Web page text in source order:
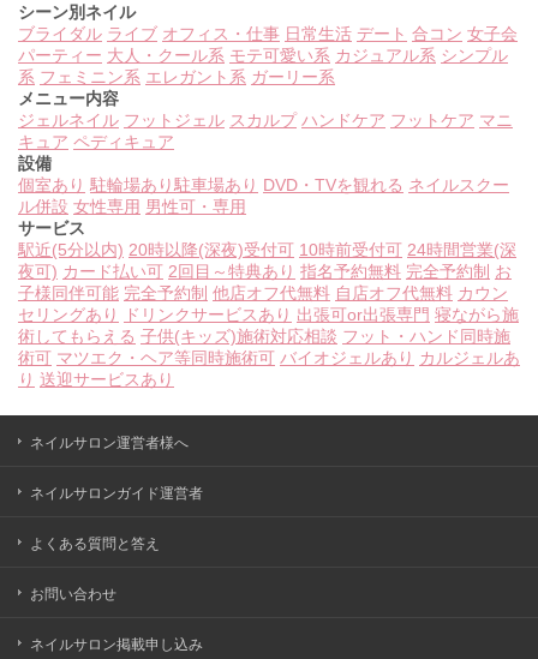
シーン別ネイル
ブライダル ライブ オフィス・仕事 日常生活 デート 合コン 女子会
パーティー 大人・クール系 モテ可愛い系 カジュアル系 シンプル
系 フェミニン系 エレガント系 ガーリー系
メニュー内容
ジェルネイル フットジェル スカルプ ハンドケア フットケア マニ
キュア ペディキュア
設備
個室あり 駐輪場あり駐車場あり DVD・TVを観れる ネイルスクー
ル併設 女性専用 男性可・専用
サービス
駅近(5分以内) 20時以降(深夜)受付可 10時前受付可 24時間営業(深
夜可) カード払い可 2回目～特典あり 指名予約無料 完全予約制 お
子様同伴可能 完全予約制 他店オフ代無料 自店オフ代無料 カウン
セリングあり
ドリンクサービスあり 出張可or出張専門 寝ながら施
術してもらえる 子供(キッズ)施術対応相談 フット・ハンド同時施
術可 マツエク・ヘア等同時施術可 バイオジェルあり カルジェルあ
り 送迎サービスあり
ネイルサロン運営者様へ
ネイルサロンガイド運営者
よくある質問と答え
お問い合わせ
ネイルサロン掲載申し込み